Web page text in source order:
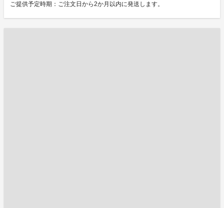
ご提供予定時期：ご注文日から2か月以内に発送します。